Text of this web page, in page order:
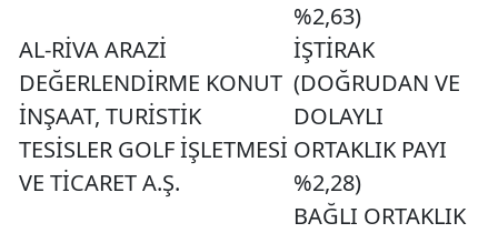
%2,63)
AL-RİVA ARAZİ
DEĞERLENDİRME KONUT
İNŞAAT, TURİSTİK
TESİSLER GOLF İŞLETMESİ
VE TİCARET A.Ş.
İŞTİRAK
(DOĞRUDAN VE
DOLAYLI
ORTAKLIK PAYI
%2,28)
BAĞLI ORTAKLIK